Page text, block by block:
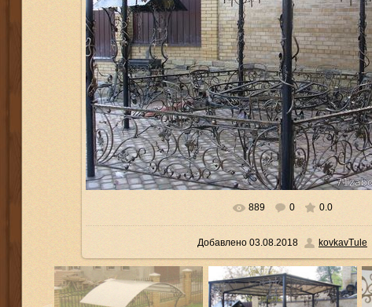
В реальном размере 1024x768
889 0 0.0
Добавлено 03.08.2018 kovkavTule